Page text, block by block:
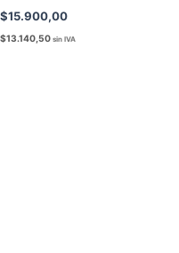
$15.900,00
$13.140,50 sin IVA